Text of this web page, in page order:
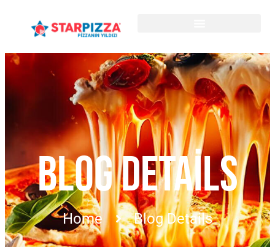
BLOG DETAILS
Home Blog Details